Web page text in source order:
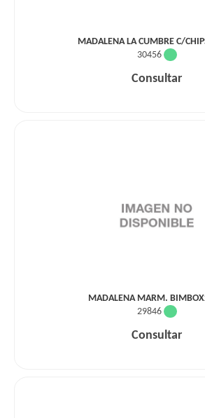
MADALENA LA CUMBRE C/
30456
Consultar
MADALENA MARM.
29846
Consultar